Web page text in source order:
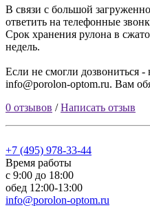
В связи с большой
ответить на телефонные
Срок хранения рулона в
недель.
Если не смогли дозвониться
info@porolon-optom.ru. Вам
0 отзывов /Написать отзыв
+7 (495) 978-33-44
Время работы
с 9:00 до 18:00
обед 12:00-13:00
info@porolon-optom.ru